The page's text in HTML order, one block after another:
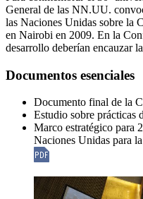
General de las NN.UU.
las Naciones Unidas sobre la
en Nairobi en 2009. En la
desarrollo deberían encauzar
Documentos esenciales
Documento final de la
Estudio sobre prácticas
Marco estratégico para
Naciones Unidas para